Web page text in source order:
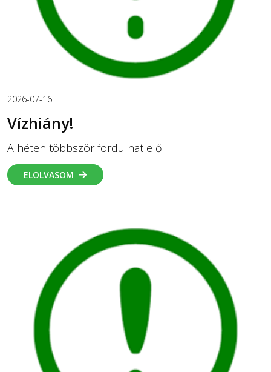
2026-07-16
Vízhiány!
A héten többször fordulhat elő!
ELOLVASOM